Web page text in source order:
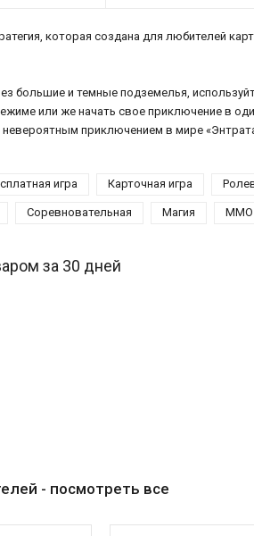
которая создана для любителей
большие и темные подземелья,
или же начать свое приключение в
приключением в мире
игра Карточная игра
Соревновательная Магия ММО
за 30 дней
- посмотреть все